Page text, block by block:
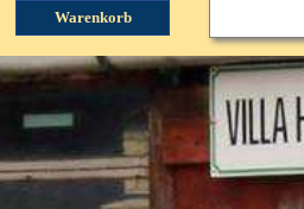
Menü überspringen
Warenkorb